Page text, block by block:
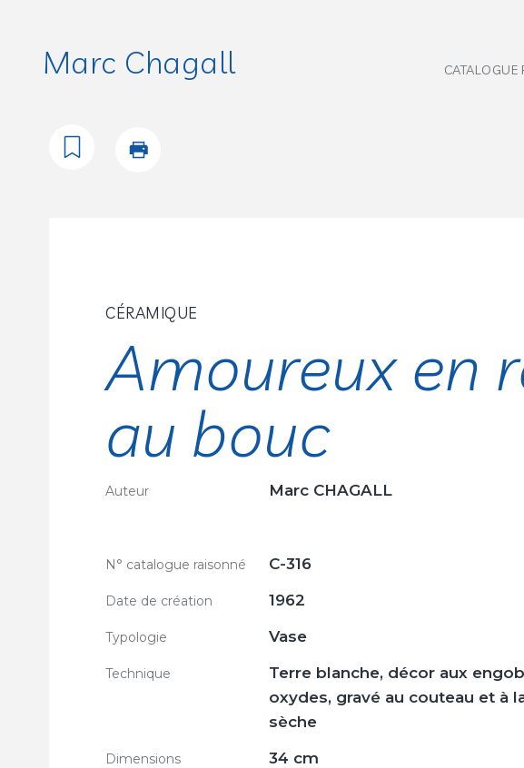
Marc Chagall CATALOGUE
CÉRAMIQUE
Amoureux en
au bouc
Auteur Marc CHAGALL
N° catalogue raisonné C-316
Date de création 1962
Typologie Vase
Technique
Terre blanche, décor aux
oxydes, gravé au couteau et à
sèche
Dimensions 34 cm